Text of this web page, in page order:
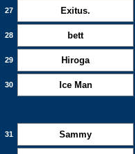
27 Exitus.
28 bett
29 Hiroga
30 Ice Man
31 Sammy